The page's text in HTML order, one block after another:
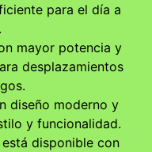
para el día a
mayor potencia y
desplazamientos
diseño moderno y
y funcionalidad.
disponible con